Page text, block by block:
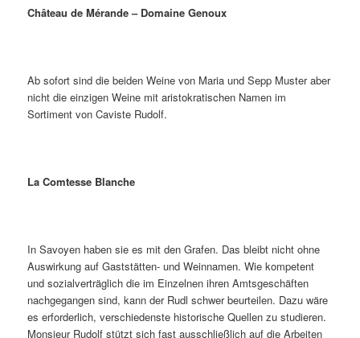
Château de Mérande – Domaine Genoux
Ab sofort sind die beiden Weine von Maria und Sepp Muster aber
nicht die einzigen Weine mit aristokratischen Namen im
Sortiment von Caviste Rudolf.
La Comtesse Blanche
In Savoyen haben sie es mit den Grafen. Das bleibt nicht ohne
Auswirkung auf Gaststätten- und Weinnamen. Wie kompetent
und sozialverträglich die im Einzelnen ihren Amtsgeschäften
nachgegangen sind, kann der Rudl schwer beurteilen. Dazu wäre
es erforderlich, verschiedenste historische Quellen zu studieren.
Monsieur Rudolf stützt sich fast ausschließlich auf die Arbeiten